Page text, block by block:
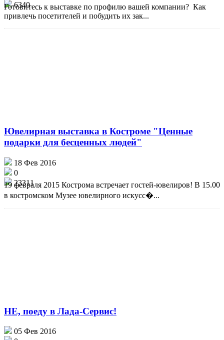
6340
Готовитесь к выставке по профилю вашей компании? Как
привлечь посетителей и побудить их зак...
Ювелирная выставка в Костроме "Ценные
подарки для бесценных людей"
18 Фев 2016
0
23311
19 февраля 2015 Кострома встречает гостей-ювелиров! В 15.00
в костромском Музее ювелирного искусс�...
НЕ, поеду в Лада-Сервис!
05 Фев 2016